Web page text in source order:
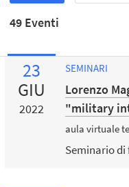
49 Eventi
23
GIU
2022
SEMINARI
Lorenzo
"military
aula virtuale
Seminario di